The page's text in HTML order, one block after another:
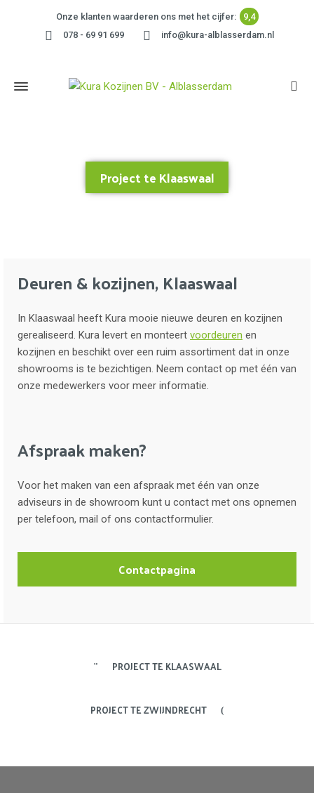
Onze klanten waarderen ons met het cijfer:
9,4
078 - 69 91 699
info@kura-alblasserdam.nl
Project te Klaaswaal
Deuren & kozijnen, Klaaswaal
In Klaaswaal heeft Kura mooie nieuwe deuren en kozijnen
gerealiseerd. Kura levert en monteert voordeuren en
kozijnen en beschikt over een ruim assortiment dat in onze
showrooms is te bezichtigen. Neem contact op met één van
onze medewerkers voor meer informatie.
Afspraak maken?
Voor het maken van een afspraak met één van onze
adviseurs in de showroom kunt u contact met ons opnemen
per telefoon, mail of ons contactformulier.
Contactpagina
PROJECT TE KLAASWAAL
PROJECT TE ZWIJNDRECHT